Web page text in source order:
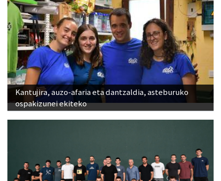
Kantujira, auzo-afaria eta dantzaldia, asteburuko
ospakizunei ekiteko